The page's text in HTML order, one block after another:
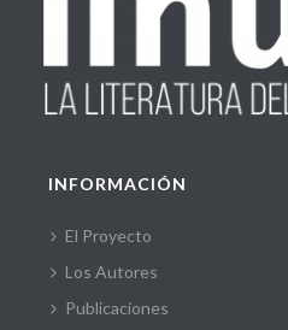
INFORMACIÓN
El Proyecto
Los Autores
Publicaciones